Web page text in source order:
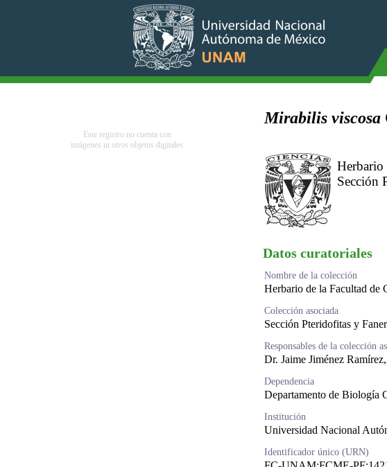
Este registro no cuenta con
imágenes ni otros objetos digitales
Mirabilis viscosa
Herbario
Sección
Datos curatoriales
Nombre de la colección
Herbario de la Facultad de
Colección asociada
Sección Pteridofitas y
Responsables de la colección
Dr. Jaime Jiménez
Dependencia
Departamento de Biología
Institución
Universidad Nacional
Identificador único (URN)